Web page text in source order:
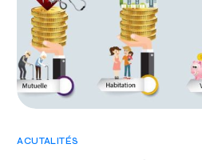
ACUTALITÉS